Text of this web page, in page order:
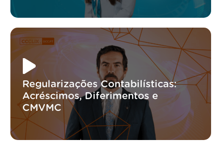
Regularizações Contabilísticas:
Acréscimos, Diferimentos e
CMVMC